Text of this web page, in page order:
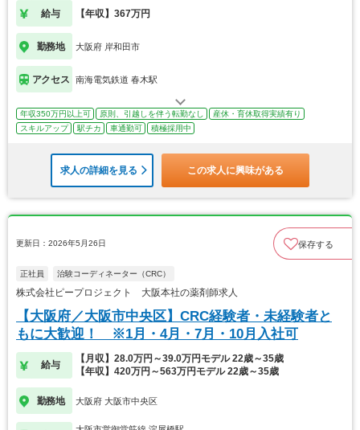
給与 【年収】367万円
勤務地 大阪府 岸和田市
アクセス 南海電気鉄道 春木駅
年収350万円以上可 原則、引越しを伴う転勤なし
産休・育休取得実績有り
スキルアップ
駅チカ 車通勤可 積極採用中
求人の詳細を見る この求人に興味がある
更新日：2026年5月26日 保存する
正社員 治験コーディネーター（CRC）
株式会社ピープロジェクト 大阪本社の薬剤師求人
【大阪府／大阪市中央区】CRC経験者・未経験者と
もに大歓迎！ ※1月・4月・7月・10月入社可
給与
【月収】28.0万円～39.0万円モデル 22歳～35歳
【年収】420万円～563万円モデル 22歳～35歳
勤務地 大阪府 大阪市中央区